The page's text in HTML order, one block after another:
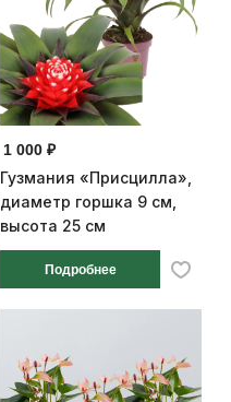
1 000 ₽
Гузмания «Присцилла»,
диаметр горшка 9 см,
высота 25 см
Подробнее